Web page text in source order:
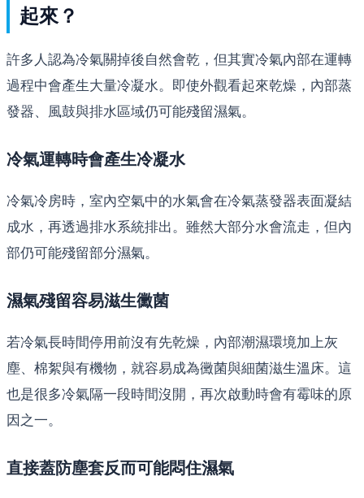
起來？
許多人認為冷氣關掉後自然會乾，但其實冷氣內部在運轉
過程中會產生大量冷凝水。即使外觀看起來乾燥，內部蒸
發器、風鼓與排水區域仍可能殘留濕氣。
冷氣運轉時會產生冷凝水
冷氣冷房時，室內空氣中的水氣會在冷氣蒸發器表面凝結
成水，再透過排水系統排出。雖然大部分水會流走，但內
部仍可能殘留部分濕氣。
濕氣殘留容易滋生黴菌
若冷氣長時間停用前沒有先乾燥，內部潮濕環境加上灰
塵、棉絮與有機物，就容易成為黴菌與細菌滋生溫床。這
也是很多冷氣隔一段時間沒開，再次啟動時會有霉味的原
因之一。
直接蓋防塵套反而可能悶住濕氣